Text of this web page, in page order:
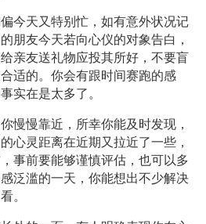
今天又特别忙，如有意外状况记
朋友今天若向心仪的对象告白，
亲友送礼物应投其所好，不要盲
适的。你会有跟时间赛跑的感
实在是太多了。
慢慢靠近，所幸你能及时发现，
心灵距离在近期又拉近了一些，
事前要能够谨慎评估，也可以多
泛滥的一天，你能想出不少解决
。